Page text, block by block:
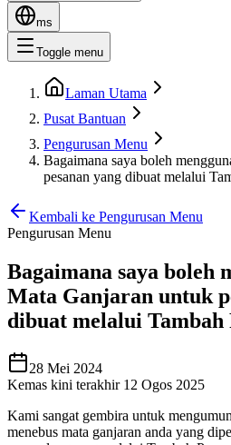
ms
Toggle menu
Laman Utama
Pusat Bantuan
Pengurusan Menu
Bagaimana saya boleh
pesanan yang dibuat melalui
Kembali ke Pengurusan Menu
Pengurusan Menu
Bagaimana saya boleh
Mata Ganjaran untuk
dibuat melalui Tambah
28 Mei 2024
Kemas kini terakhir 12 Ogos 2025
Kami sangat gembira untuk
menebus mata ganjaran anda yang